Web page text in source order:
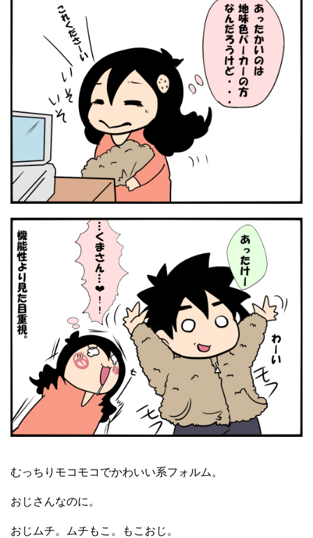
むっちりモコモコでかわいい系フォルム。
おじさんなのに。
おじムチ。ムチもこ。もこおじ。